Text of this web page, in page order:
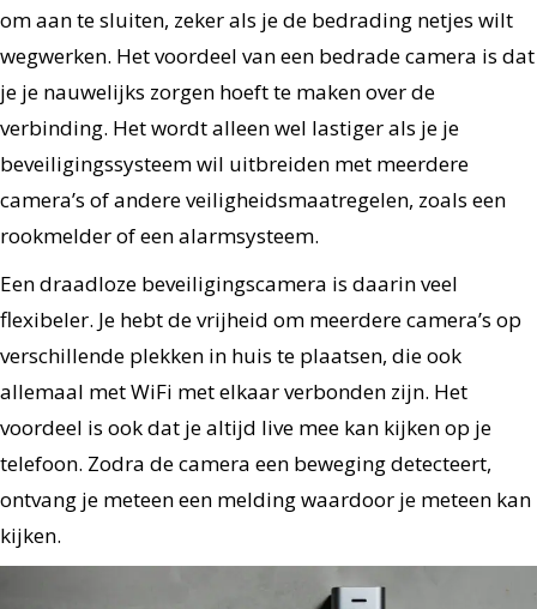
om aan te sluiten, zeker als je de bedrading netjes wilt
wegwerken. Het voordeel van een bedrade camera is dat
je je nauwelijks zorgen hoeft te maken over de
verbinding. Het wordt alleen wel lastiger als je je
beveiligingssysteem wil uitbreiden met meerdere
camera’s of andere veiligheidsmaatregelen, zoals een
rookmelder of een alarmsysteem.
Een draadloze beveiligingscamera is daarin veel
flexibeler. Je hebt de vrijheid om meerdere camera’s op
verschillende plekken in huis te plaatsen, die ook
allemaal met WiFi met elkaar verbonden zijn. Het
voordeel is ook dat je altijd live mee kan kijken op je
telefoon. Zodra de camera een beweging detecteert,
ontvang je meteen een melding waardoor je meteen kan
kijken.